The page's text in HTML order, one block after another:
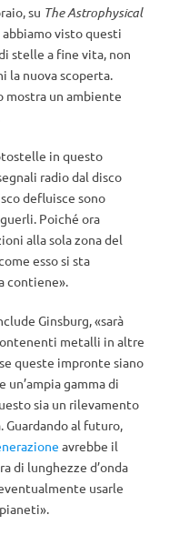
su The Astrophysical
visto questi
stelle a fine vita, non
la nuova scoperta.
mostra un ambiente
in questo
radio dal disco
defluisce sono
Poiché ora
alla sola zona del
esso si sta
contiene».
Ginsburg, «sarà
metalli in altre
queste impronte siano
gamma di
sia un rilevamento
Guardando al futuro,
avrebbe il
di lunghezze d’onda
usarle